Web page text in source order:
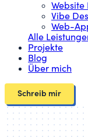
Website
Vibe
Web-
Alle
Projekte
Blog
Über mich
Schreib mir